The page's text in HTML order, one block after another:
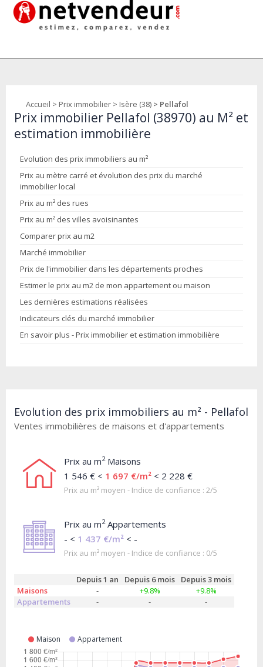
Accueil > Prix immobilier > Isère (38) > Pellafol
Prix immobilier Pellafol (38970) au M² et
estimation immobilière
Evolution des prix immobiliers au m²
Prix au mètre carré et évolution des prix du marché
immobilier local
Prix au m² des rues
Prix au m² des villes avoisinantes
Comparer prix au m2
Marché immobilier
Prix de l'immobilier dans les départements proches
Estimer le prix au m2 de mon appartement ou maison
Les dernières estimations réalisées
Indicateurs clés du marché immobilier
En savoir plus - Prix immobilier et estimation immobilière
Evolution des prix immobiliers au m² - Pellafol
Ventes immobilières de maisons et d'appartements
Prix au m2Maisons
1 546 € < 1 697 €/m² < 2 228 €
Prix au m² moyen - Indice de confiance : 2/5
Prix au m2Appartements
- < 1 437 €/m² < -
Prix au m² moyen - Indice de confiance : 0/5
Depuis 1 an Depuis 6 mois
Depuis 3 mois
Maisons
- +9.8%
+9.8%
Appartements
- - -
Maison Appartement